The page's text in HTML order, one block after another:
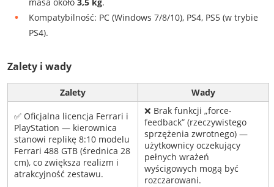
masa około 3,5 kg.
Kompatybilność: PC (Windows 7/8/10), PS4, PS5 (w trybie
PS4).
Zalety i wady
Zalety Wady
✅ Oficjalna licencja Ferrari i
PlayStation — kierownica
stanowi replikę 8:10 modelu
Ferrari 488 GTB (średnica 28
cm), co zwiększa realizm i
atrakcyjność zestawu.
❌ Brak funkcji „force-
feedback” (rzeczywistego
sprzężenia zwrotnego) —
użytkownicy oczekujący
pełnych wrażeń
wyścigowych mogą być
rozczarowani.